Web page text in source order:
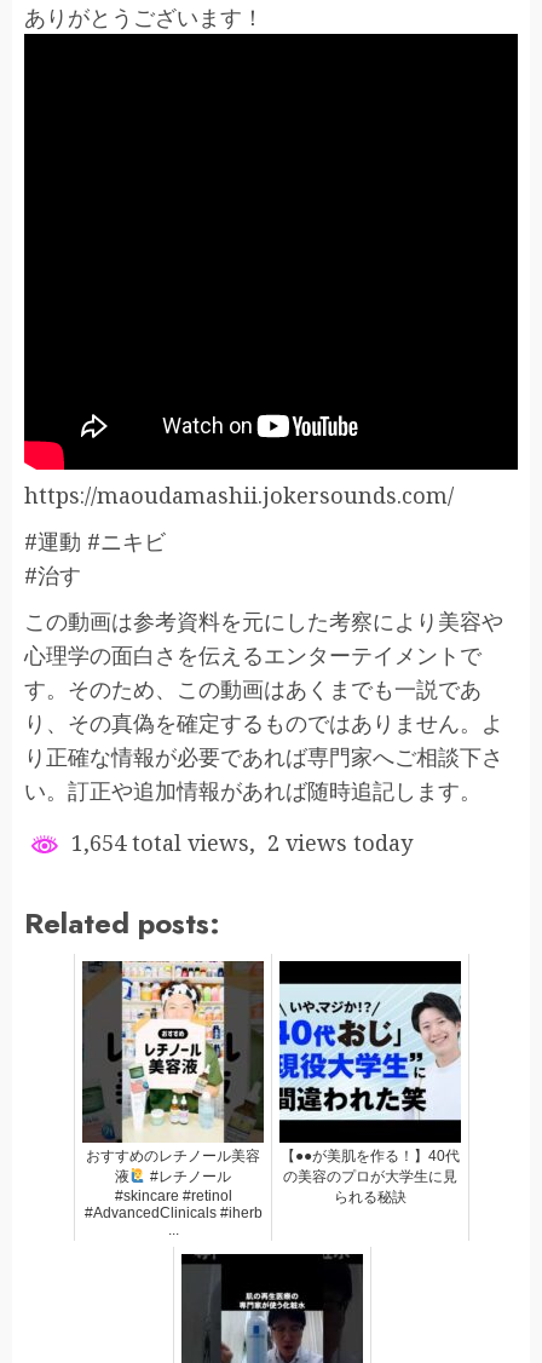
ありがとうございます！
https://maoudamashii.jokersounds.com/
#運動 #ニキビ
#治す
この動画は参考資料を元にした考察により美容や
心理学の面白さを伝えるエンターテイメントで
す。そのため、この動画はあくまでも一説であ
り、その真偽を確定するものではありません。よ
り正確な情報が必要であれば専門家へご相談下さ
い。訂正や追加情報があれば随時追記します。
1,654 total views, 2 views today
Related posts:
おすすめのレチノール美容
液
#レチノール
#skincare #retinol
#AdvancedClinicals #iherb
...
【●●が美肌を作る！】40代
の美容のプロが大学生に見
られる秘訣